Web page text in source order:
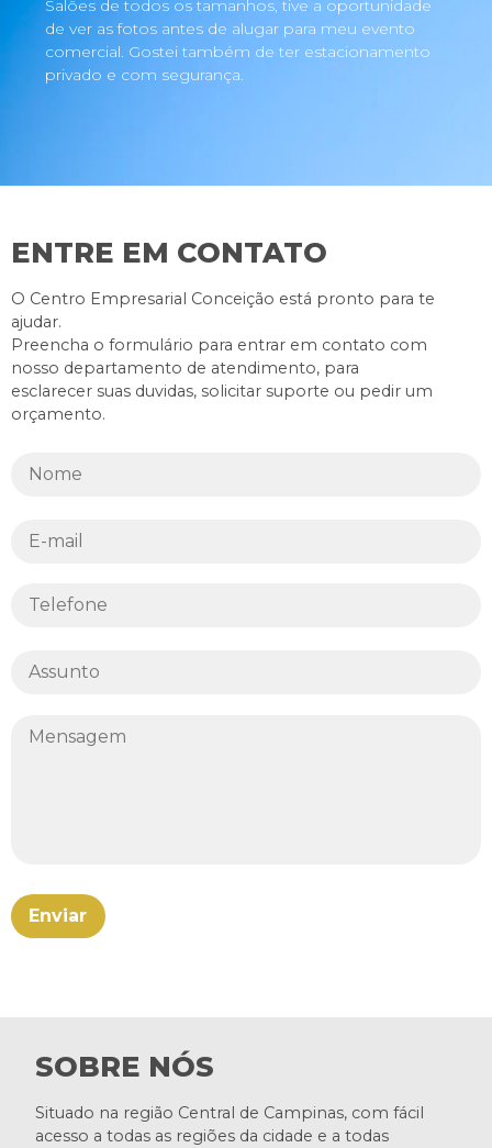
Salões de todos os tamanhos, tive a oportunidade
de ver as fotos antes de alugar para meu evento
comercial. Gostei também de ter estacionamento
privado e com segurança.
ENTRE EM CONTATO
O Centro Empresarial Conceição está pronto para te
ajudar.
Preencha o formulário para entrar em contato com
nosso departamento de atendimento, para
esclarecer suas duvidas, solicitar suporte ou pedir um
orçamento.
SOBRE NÓS
Situado na região Central de Campinas, com fácil
acesso a todas as regiões da cidade e a todas